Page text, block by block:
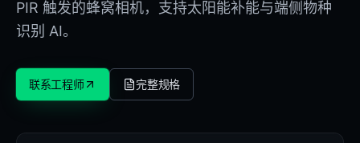
PIR 触发的蜂窝相机，支持太阳能补能与端侧物种
识别 AI。
联系工程师 完整规格